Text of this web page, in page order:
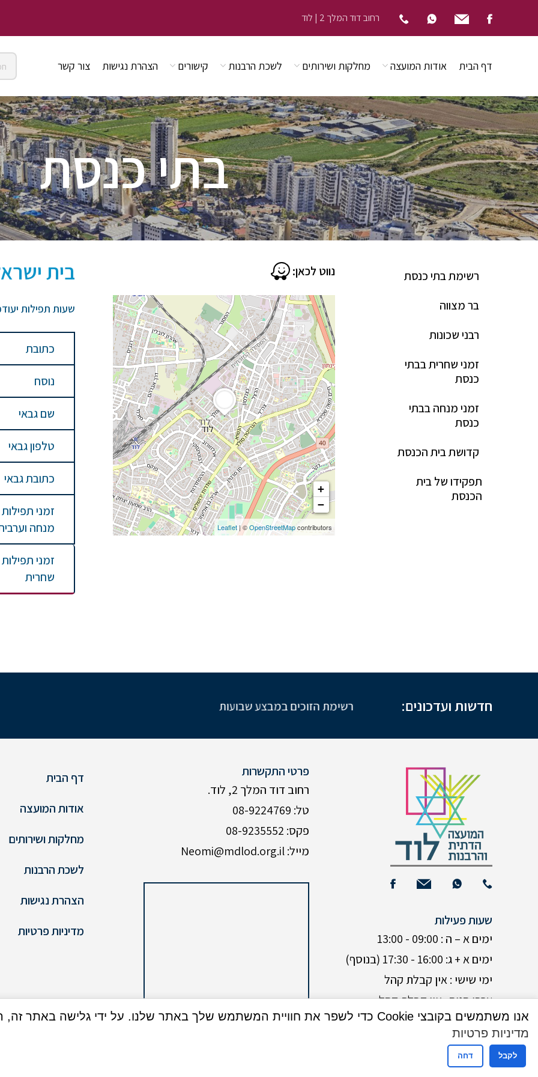
רחוב דוד המלך 2 | לוד
דף הבית אודות המועצה מחלקות ושירותים לשכת הרבנות קישורים הצהרת נגישות צור קשר
בתי כנסת
רשימת בתי כנסת
בר מצווה
רבני שכונות
זמני שחרית בבתי
כנסת
זמני מנחה בבתי
כנסת
קדושת בית הכנסת
תפקידו של בית
הכנסת
נווט לכאן:
+
−
Leaflet | ©OpenStreetMapcontributors
בית
שעות תפילות
כתובת
נוסח
שם גבאי
טלפון גבאי
כתובת גבאי
זמני תפילות
מנחה
זמני תפילות
שחרית
חדשות ועדכונים: רשימת הזוכים במבצע שבועות
דף הבית
אודות המועצה
מחלקות ושירותים
לשכת הרבנות
הצהרת נגישות
מדיניות פרטיות
פרטי התקשרות
רחוב דוד המלך 2, לוד.
טל: 08-9224769
פקס: 08-9235552
מייל: Neomi@mdlod.org.il
שעות פעילות
ימים א – ה : 09:00 - 13:00
ימים א + ג: 16:00 - 17:30 (בנוסף)
ימי שישי : אין קבלת קהל
ערבי חגים : אין קבלת קהל
אנו משתמשים בקובצי Cookie כדי לשפר את חוויית המשתמש שלך באתר שלנו. על ידי גלישה באתר זה, הנך מסכים לשימוש שלנו בקובצי Cookie.
מדיניות פרטיות
לקבל דחה